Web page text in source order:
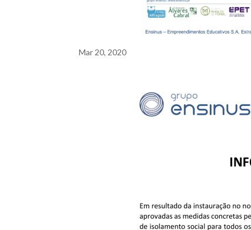
Mar 20, 2020